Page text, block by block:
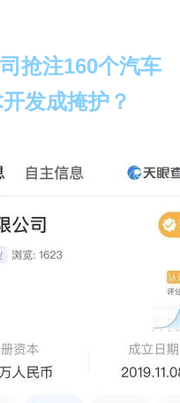
抢注160个汽车
发成掩护？